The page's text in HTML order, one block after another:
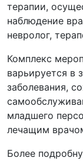
терапии,
наблюдение
невролог,
Комплекс
варьируется в
заболевания,
младшего
лечащим
Более